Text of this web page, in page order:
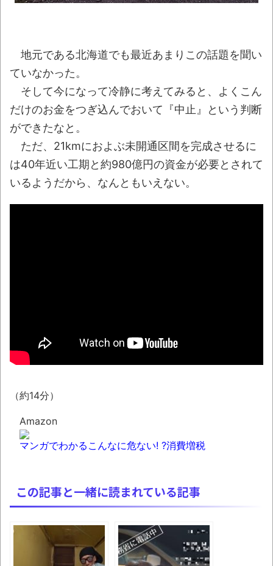
デザインが悪夢すぎるwww NEW!
元アイドル「CEOと寝たからセンターが取
れた」 裏話を暴露してしまいアイドル業界騒
然・・・
NEW!
話題のセクシーホラー『スパンキング除
霊師』人妻霊の服が消えるバグが発生「丸裸に
なる現象を泣きながら修正しました」と現在は
アプデ済み。ほか、8月09日の新着CGまとめ
NEW!
塚宏元校長！
別にどこの誰が一日何時間睡眠だろうがど
にて
お前らの身体の悩み教えてくれ
「アメリカのヤンキーがアジア人にケンカ
地元である北海道でも最近あまりこの話題を聞い
ていなかった。
そして今になって冷静に考えてみると、よくこん
だけのお金をつぎ込んでおいて『中止』という判断
ができたなと。
ただ、21kmにおよぶ未開通区間を完成させるに
は40年近い工期と約980億円の資金が必要とされて
いるようだから、なんともいえない。
（約14分）
Amazon
マンガでわかるこんなに危ない! ?消費増税
この記事と一緒に読まれている記事